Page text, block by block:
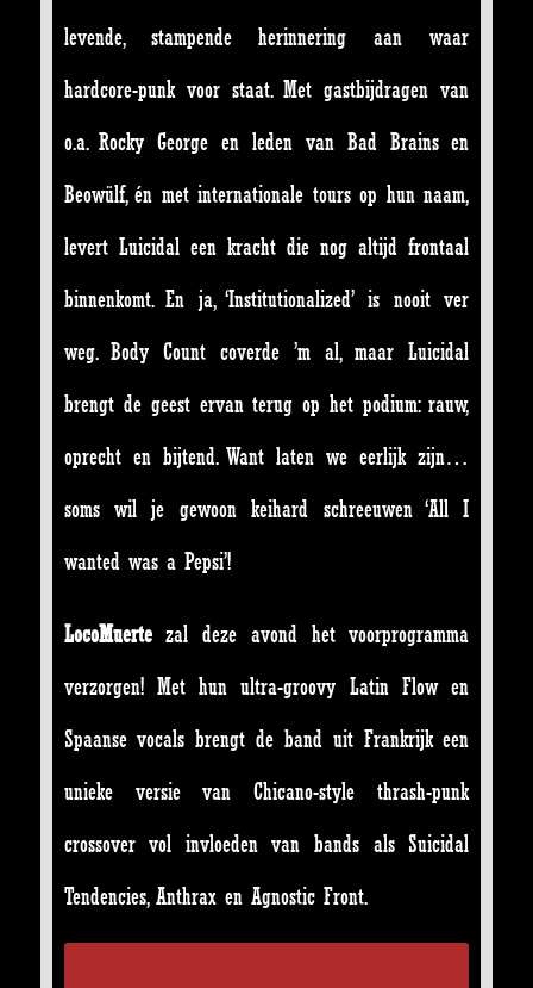
levende, stampende herinnering aan waar
hardcore-punk voor staat. Met gastbijdragen van
o.a. Rocky George en leden van Bad Brains en
Beowülf, én met internationale tours op hun naam,
levert Luicidal een kracht die nog altijd frontaal
binnenkomt. En ja, ‘Institutionalized’ is nooit ver
weg. Body Count coverde ’m al, maar Luicidal
brengt de geest ervan terug op het podium: rauw,
oprecht en bijtend. Want laten we eerlijk zijn…
soms wil je gewoon keihard schreeuwen ‘All I
wanted was a Pepsi’!
LocoMuertezal deze avond het voorprogramma
verzorgen! Met hun ultra-groovy Latin Flow en
Spaanse vocals brengt de band uit Frankrijk een
unieke versie van Chicano-style thrash-punk
crossover vol invloeden van bands als Suicidal
Tendencies, Anthrax en Agnostic Front.